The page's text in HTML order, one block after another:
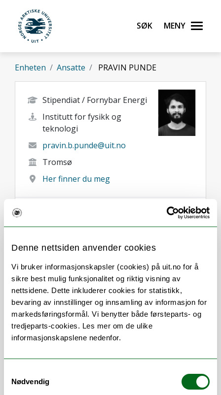
Denne nettsiden anvender cookies
Vi bruker informasjonskapsler (cookies) på uit.no for å
sikre best mulig funksjonalitet og riktig visning av
nettsidene. Dette inkluderer cookies for statistikk,
bevaring av innstillinger og innsamling av informasjon for
markedsføringsformål. Vi benytter både førsteparts- og
tredjeparts-cookies. Les mer om de ulike
informasjonskapslene nedenfor.
Nødvendig
Gå til hovedinnhold
UiT Norges arktiske universitet
Søk Meny
Enheten Ansatte PRAVIN PUNDE
Stipendiat / Fornybar Energi
Institutt for fysikk og
teknologi
pravin.b.punde@uit.no
Tromsø
Her finner du meg
Om
Forskning og undervisning
Publikasjoner
Andre publikasjoner
Her finner du meg
arbeidsområder